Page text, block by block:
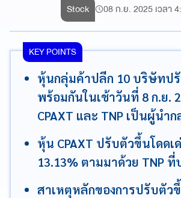
Stock 08 ก.ย. 2025 เวลา
KEY POINTS
หุ้นกลุ่มค้าปลีก 10 บริษัทป
พร้อมกันในเช้าวันที่ 8 ก.ย.
CPAXT และ TNP เป็นผู้นำ
หุ้น CPAXT ปรับตัวขึ้นโดด
13.13% ตามมาด้วย TNP ที่
สาเหตุหลักของการปรับตัว